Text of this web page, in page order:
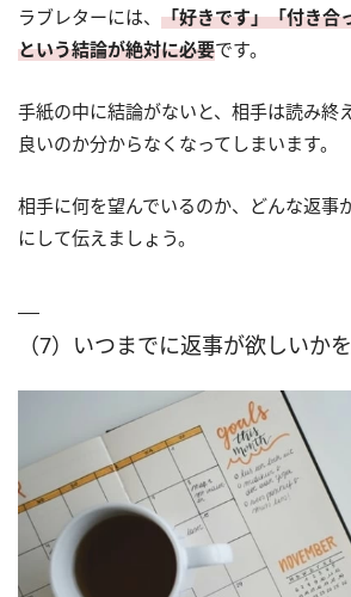
ラブレターには、 「好きです」「付き合
という結論が絶対に必要です。
手紙の中に結論がないと、相手は読み終
良いのか分からなくなってしまいます。
相手に何を望んでいるのか、どんな返事
にして伝えましょう。
（7）いつまでに返事が欲しいか